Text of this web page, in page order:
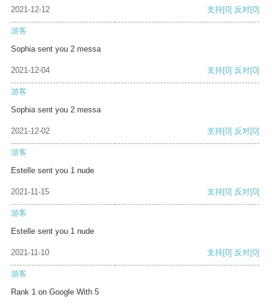
2021-12-12 支持[0] 反对[0]
游客
Sophia sent you 2 messa
2021-12-04 支持[0] 反对[0]
游客
Sophia sent you 2 messa
2021-12-02 支持[0] 反对[0]
游客
Estelle sent you 1 nude
2021-11-15 支持[0] 反对[0]
游客
Estelle sent you 1 nude
2021-11-10 支持[0] 反对[0]
游客
Rank 1 on Google With 5